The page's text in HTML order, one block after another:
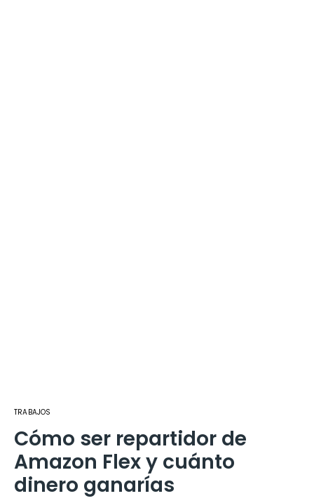
TRABAJOS
Cómo ser repartidor de
Amazon Flex y cuánto
dinero ganarías